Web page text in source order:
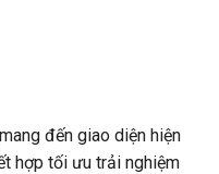
đến giao diện hiện
hợp tối ưu trải nghiệm